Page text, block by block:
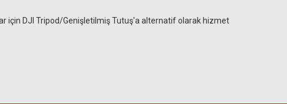
için DJI Tripod/Genişletilmiş Tutuş'a alternatif olarak hizmet